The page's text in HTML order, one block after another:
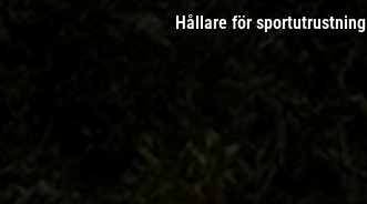
Hållare för sportutrustning